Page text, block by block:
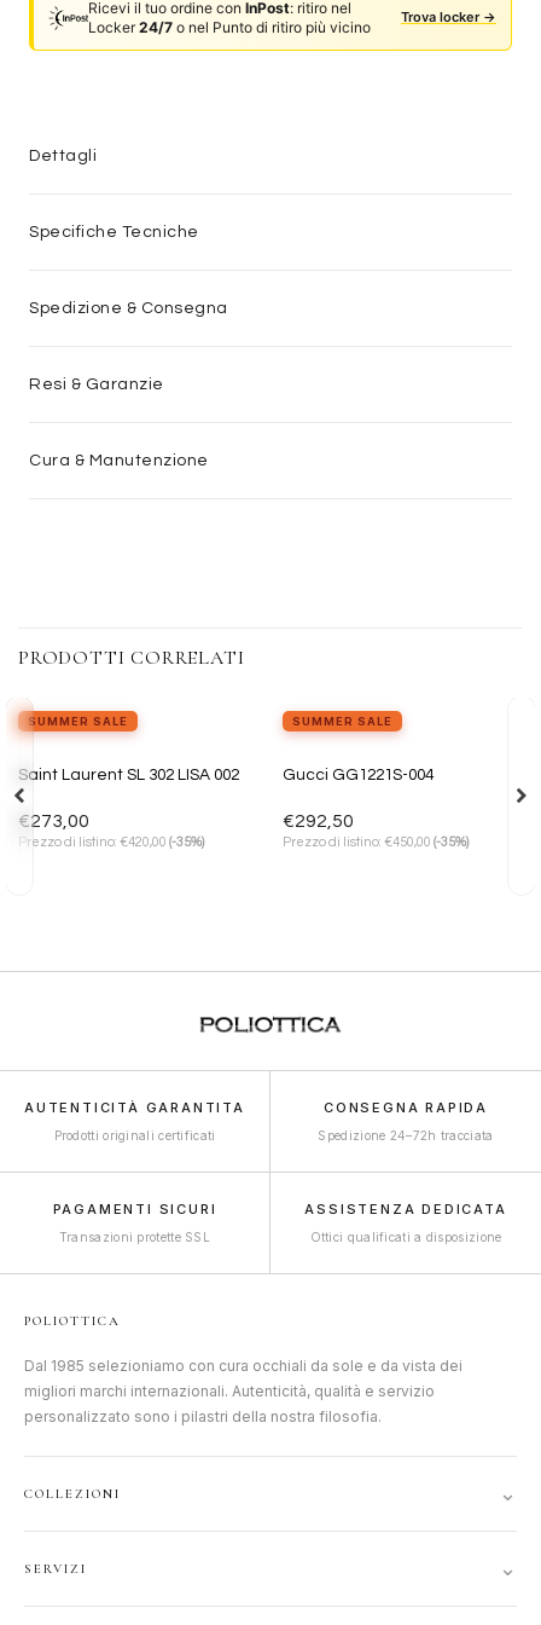
Ricevi il tuo ordine conInPost: ritiro nel
Locker24/7 o nel Punto di ritiro più vicino
Trova locker →
Dettagli
Specifiche Tecniche
Spedizione & Consegna
Resi & Garanzie
Cura & Manutenzione
PRODOTTI CORRELATI
Aggiungi
alla lista
SUMMER SALE
Saint Laurent SL 302 LISA 002
€273,00
Prezzo di listino: €420,00 (-35%)
SUMMER SALE
Gucci GG1221S-004
€292,50
Prezzo di listino: €450,00 (-35%)
AUTENTICITÀ GARANTITA
Prodotti originali certificati
CONSEGNA RAPIDA
Spedizione 24–72h tracciata
PAGAMENTI SICURI
Transazioni protette SSL
ASSISTENZA DEDICATA
Ottici qualificati a disposizione
POLIOTTICA
Dal 1985 selezioniamo con cura occhiali da sole e da vista dei
migliori marchi internazionali. Autenticità, qualità e servizio
personalizzato sono i pilastri della nostra filosofia.
COLLEZIONI ⌄
SERVIZI ⌄